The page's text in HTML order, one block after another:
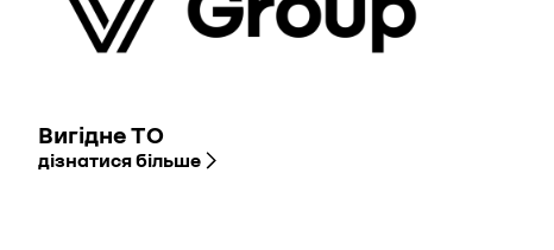
Вигідне ТО
дізнатися більше